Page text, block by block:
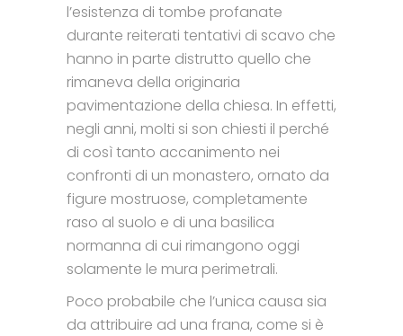
l’esistenza di tombe profanate
durante reiterati tentativi di scavo che
hanno in parte distrutto quello che
rimaneva della originaria
pavimentazione della chiesa. In effetti,
negli anni, molti si son chiesti il perché
di così tanto accanimento nei
confronti di un monastero, ornato da
figure mostruose, completamente
raso al suolo e di una basilica
normanna di cui rimangono oggi
solamente le mura perimetrali.
Poco probabile che l’unica causa sia
da attribuire ad una frana, come si è